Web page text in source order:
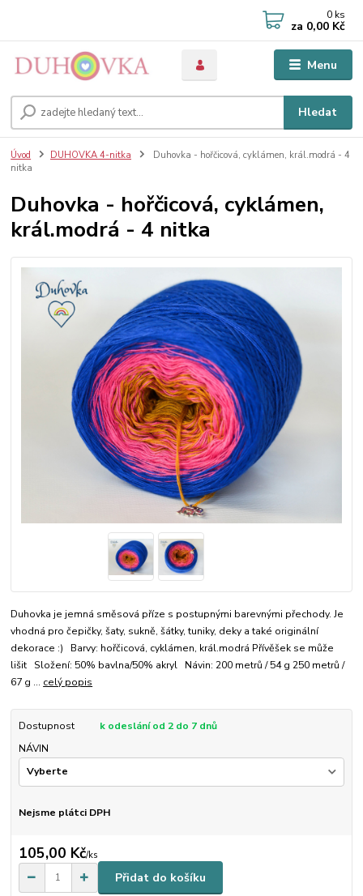
Menu
Hledat
0 ks
za 0,00 Kč
Úvod DUHOVKA 4-nitka
Duhovka - hořčicová, cyklámen, král.modrá - 4
nitka
Duhovka - hořčicová, cyklámen,
král.modrá - 4 nitka
Duhovka je jemná směsová příze s postupnými barevnými přechody. Je
vhodná pro čepičky, šaty, sukně, šátky, tuniky, deky a také originální
dekorace :) Barvy: hořčicová, cyklámen, král.modrá Přívěšek se může
lišit Složení: 50% bavlna/50% akryl Návin: 200 metrů / 54 g 250 metrů /
67 g ... celý popis
Dostupnost
k odeslání od 2 do 7 dnů
NÁVIN
Nejsme plátci DPH
105,00 Kč/ks
Přidat do košíku